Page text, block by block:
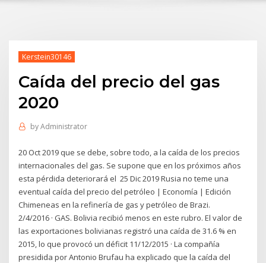
Kerstein30146
Caída del precio del gas
2020
byAdministrator
20 Oct 2019 que se debe, sobre todo, a la caída de los precios
internacionales del gas. Se supone que en los próximos años
esta pérdida deteriorará el 25 Dic 2019 Rusia no teme una
eventual caída del precio del petróleo | Economía | Edición
Chimeneas en la refinería de gas y petróleo de Brazi.
2/4/2016 · GAS. Bolivia recibió menos en este rubro. El valor de
las exportaciones bolivianas registró una caída de 31.6 % en
2015, lo que provocó un déficit 11/12/2015 · La compañía
presidida por Antonio Brufau ha explicado que la caída del